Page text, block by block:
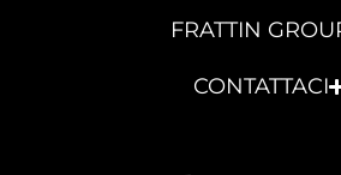
FRATTIN
CONTATTACI